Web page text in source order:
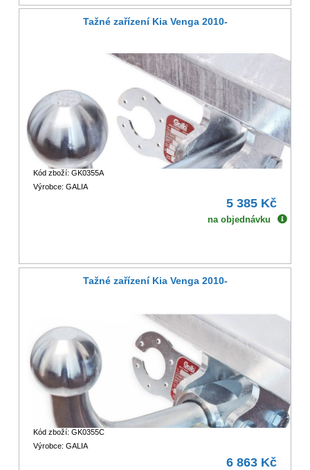
Tažné zařízení Kia Venga 2010-
Kód zboží: GK0355A
Výrobce: GALIA
5 385 Kč
na objednávku
Tažné zařízení Kia Venga 2010-
Kód zboží: GK0355C
Výrobce: GALIA
6 863 Kč